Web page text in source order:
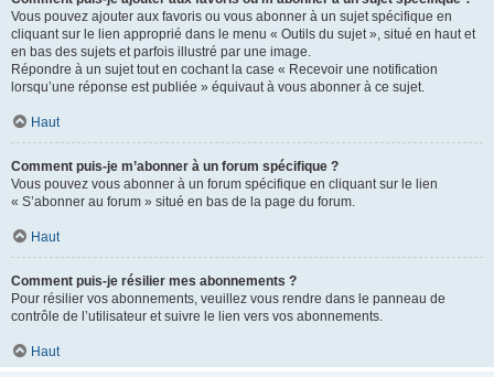
Vous pouvez ajouter aux favoris ou vous abonner à un sujet spécifique en
cliquant sur le lien approprié dans le menu « Outils du sujet », situé en haut et
en bas des sujets et parfois illustré par une image.
Répondre à un sujet tout en cochant la case « Recevoir une notification
lorsqu’une réponse est publiée » équivaut à vous abonner à ce sujet.
Haut
Comment puis-je m’abonner à un forum spécifique ?
Vous pouvez vous abonner à un forum spécifique en cliquant sur le lien
« S’abonner au forum » situé en bas de la page du forum.
Haut
Comment puis-je résilier mes abonnements ?
Pour résilier vos abonnements, veuillez vous rendre dans le panneau de
contrôle de l’utilisateur et suivre le lien vers vos abonnements.
Haut